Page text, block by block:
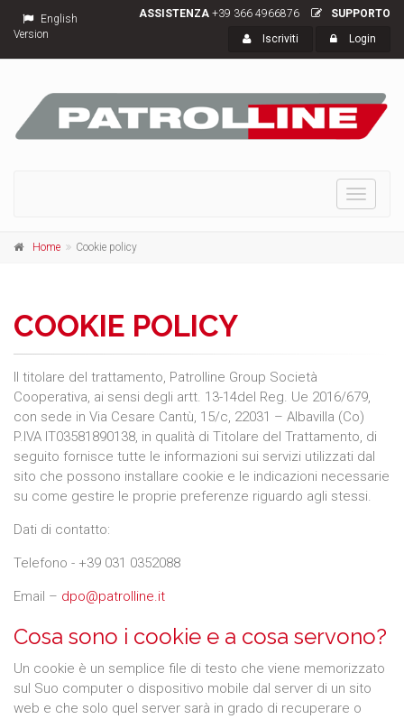
English
Version
ASSISTENZA +39 366 4966876
SUPPORTO
Iscriviti
Login
Toggle
Home Cookie policy
COOKIE POLICY
Il titolare del trattamento, Patrolline Group Società
Cooperativa, ai sensi degli artt. 13-14del Reg. Ue 2016/679,
con sede in Via Cesare Cantù, 15/c, 22031 – Albavilla (Co)
P.IVA IT03581890138, in qualità di Titolare del Trattamento, di
seguito fornisce tutte le informazioni sui servizi utilizzati dal
sito che possono installare cookie e le indicazioni necessarie
su come gestire le proprie preferenze riguardo agli stessi.
Dati di contatto:
Telefono - +39 031 0352088
Email – dpo@patrolline.it
Cosa sono i cookie e a cosa servono?
Un cookie è un semplice file di testo che viene memorizzato
sul Suo computer o dispositivo mobile dal server di un sito
web e che solo quel server sarà in grado di recuperare o